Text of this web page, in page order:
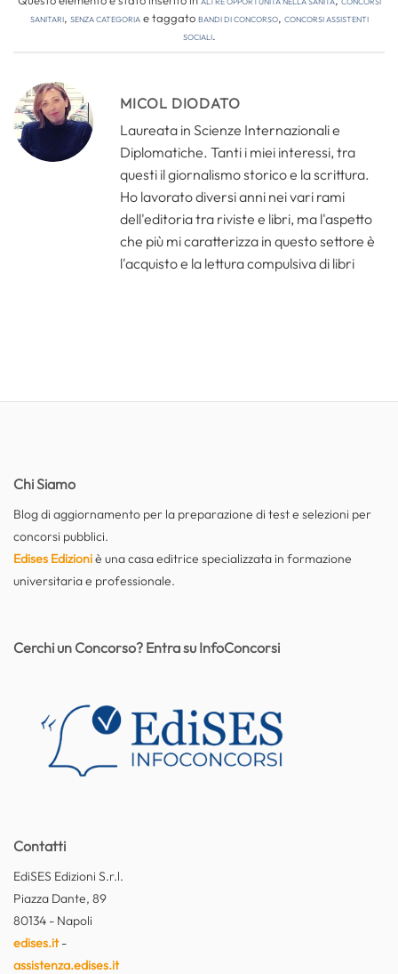
Sanitari, Senza categoriae taggatobandi di concorso, concorsi assistenti
sociali.
MICOL DIODATO
Laureata in Scienze Internazionali e
Diplomatiche. Tanti i miei interessi, tra
questi il giornalismo storico e la scrittura.
Ho lavorato diversi anni nei vari rami
dell'editoria tra riviste e libri, ma l'aspetto
che più mi caratterizza in questo settore è
l'acquisto e la lettura compulsiva di libri
Chi Siamo
Blog di aggiornamento per la preparazione di test e selezioni per
concorsi pubblici.
Edises Edizioniè una casa editrice specializzata in formazione
universitaria e professionale.
Contatti
EdiSES Edizioni S.r.l.
Piazza Dante, 89
80134 - Napoli
edises.it-
assistenza.edises.it
Cerchi un Concorso? Entra su InfoConcorsi